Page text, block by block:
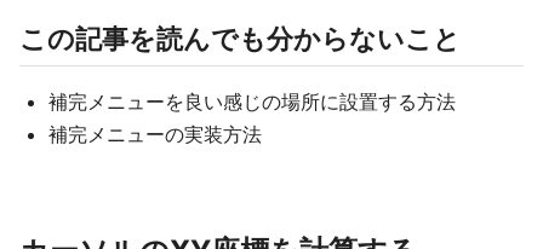
この記事を読んでも分からないこと
補完メニューを良い感じの場所に設置する方法
補完メニューの実装方法